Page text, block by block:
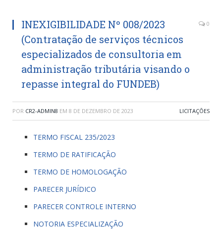
INEXIGIBILIDADE Nº 008/2023
(Contratação de serviços técnicos
especializados de consultoria em
administração tributária visando o
repasse integral do FUNDEB)
0
POR CR2-ADMIN8 EM 8 DE DEZEMBRO DE 2023 LICITAÇÕES
TERMO FISCAL 235/2023
TERMO DE RATIFICAÇÃO
TERMO DE HOMOLOGAÇÃO
PARECER JURÍDICO
PARECER CONTROLE INTERNO
NOTORIA ESPECIALIZAÇÃO